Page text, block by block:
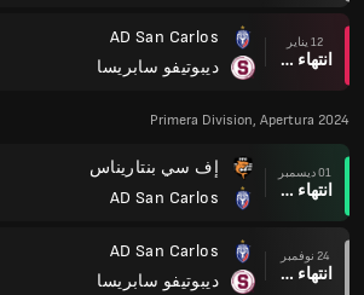
12 يناير
انتهاء وقت المباراة
AD San Carlos
ديبوتيفو سابريسا
Primera Division, Apertura 2024
01 ديسمبر
انتهاء وقت المباراة
إف سي بنتاريناس
AD San Carlos
24 نوفمبر
انتهاء وقت المباراة
AD San Carlos
ديبوتيفو سابريسا